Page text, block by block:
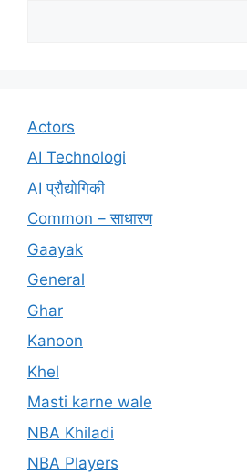
Actors
AI Technologi
AI प्रौद्योगिकी
Common – साधारण
Gaayak
General
Ghar
Kanoon
Khel
Masti karne wale
NBA Khiladi
NBA Players